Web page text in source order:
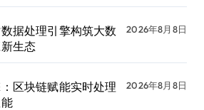
据处理引擎构筑大数
生态
2026年8月8日
区块链赋能实时处理
2026年8月8日